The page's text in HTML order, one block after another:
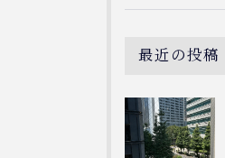
最近の投稿